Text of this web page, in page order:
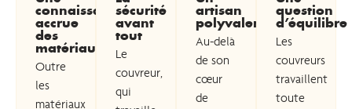
connaissance
accrue
des
matériaux
Outre
les
matériaux
sécurité
avant
tout
Le
couvreur,
qui
artisan
polyvalent
Au-delà
de son
cœur
de
question
d’équilibre
Les
couvreurs
travaillent
toute